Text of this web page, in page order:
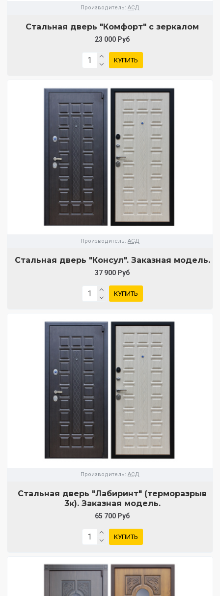
Производитель: АСД
Стальная дверь "Комфорт" с зеркалом
23 000 Руб
КУПИТЬ
Производитель: АСД
Стальная дверь "Консул". Заказная модель.
37 900 Руб
КУПИТЬ
Производитель: АСД
Стальная дверь "Лабиринт" (терморазрыв
3к). Заказная модель.
65 700 Руб
КУПИТЬ